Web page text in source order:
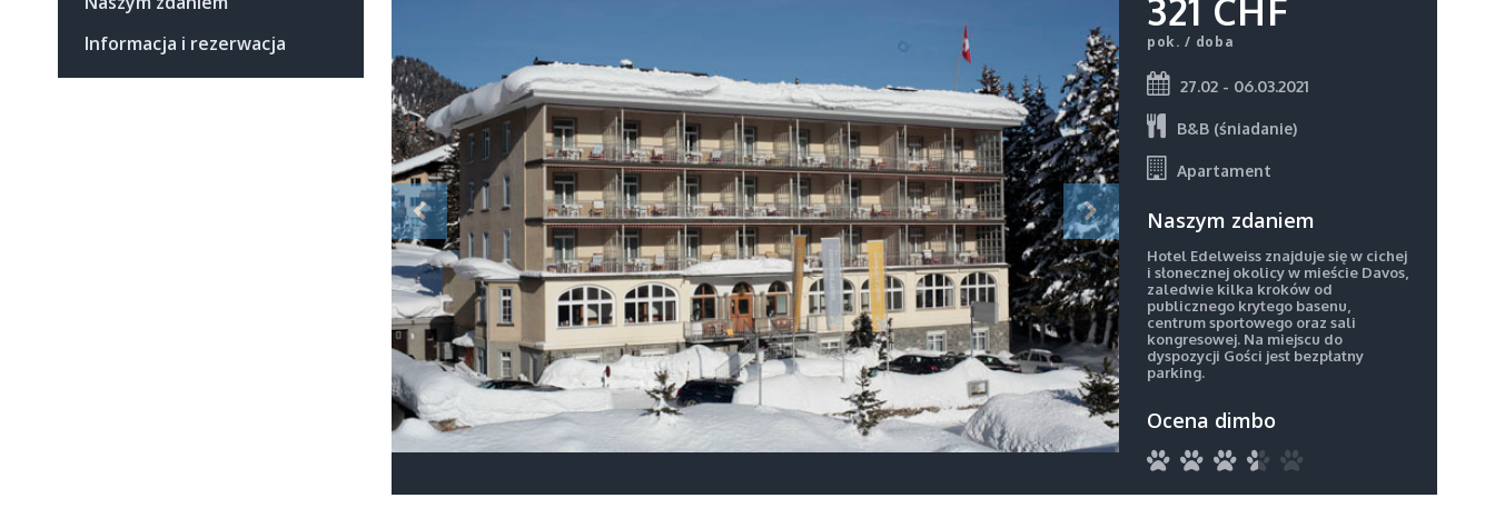
Informacja i rezerwacja
321 CHF
pok. / doba
27.02 - 06.03.2021
B&B (śniadanie)
Apartament
Naszym zdaniem
Hotel Edelweiss znajduje się w cichej
i słonecznej okolicy w mieście Davos,
zaledwie kilka kroków od
publicznego krytego basenu,
centrum sportowego oraz sali
kongresowej. Na miejscu do
dyspozycji Gości jest bezpłatny
parking.
Ocena dimbo